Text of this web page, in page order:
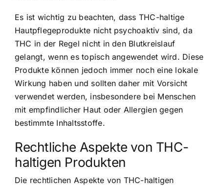
Es ist wichtig zu beachten, dass THC-haltige
Hautpflegeprodukte nicht psychoaktiv sind, da
THC in der Regel nicht in den Blutkreislauf
gelangt, wenn es topisch angewendet wird. Diese
Produkte können jedoch immer noch eine lokale
Wirkung haben und sollten daher mit Vorsicht
verwendet werden, insbesondere bei Menschen
mit empfindlicher Haut oder Allergien gegen
bestimmte Inhaltsstoffe.
Rechtliche Aspekte von THC-
haltigen Produkten
Die rechtlichen Aspekte von THC-haltigen